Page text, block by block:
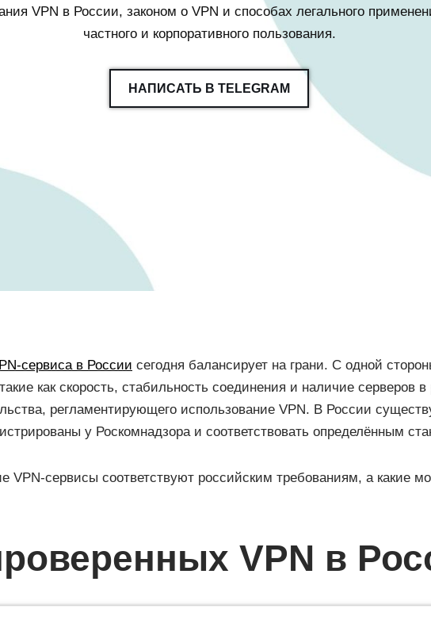
VPN в России, законом о VPN и способах легального
частного и корпоративного пользования.
НАПИСАТЬ В TELEGRAM
сервиса в России сегодня балансирует на грани. С одной
как скорость, стабильность соединения и наличие серверов
регламентирующего использование VPN. В России
у Роскомнадзора и соответствовать определённым
VPN-сервисы соответствуют российским требованиям, а какие
VPN в